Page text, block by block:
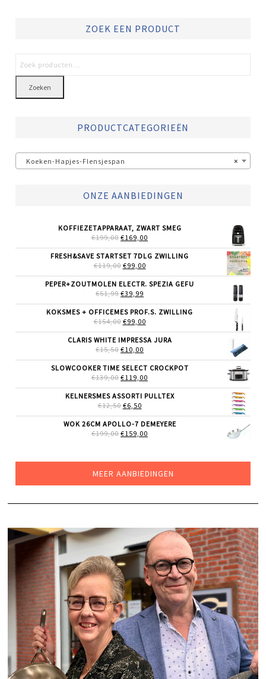
ZOEK EEN PRODUCT
Zoeken
PRODUCTCATEGORIEËN
×
Koeken-Hapjes-Flensjespan
ONZE AANBIEDINGEN
KOFFIEZETAPPARAAT, ZWART SMEG
€199,00 OORSPRONKELIJKE
WAS:
€199,00.
€169,00
IS:
FRESH&SAVE STARTSET 7DLG ZWILLING
€119,00 OORSPRONKELIJKE
WAS:
€119,00.
€99,00HUIDIGE
IS:
PEPER+ZOUTMOLEN ELECTR. SPEZIA GEFU
€51,99 OORSPRONKELIJKE
WAS:
€51,99.
€39,99
IS:
€39,99.
KOKSMES + OFFICEMES PROF.S. ZWILLING
€154,00 OORSPRONKELIJKE
WAS:
€154,00.
€99,00HUIDIGE
IS:
CLARIS WHITE IMPRESSA JURA
€15,50 OORSPRONKELIJKE
WAS:
€15,50.
€10,00
IS:
€10,00.
SLOWCOOKER TIME SELECT CROCKPOT
€139,00 OORSPRONKELIJKE
WAS:
€139,00.
€119,00
IS:
KELNERSMES ASSORTI PULLTEX
€12,50 OORSPRONKELIJKE
WAS:
€12,50.
€6,50HUIDIGE
IS:
€6,50.
WOK 26CM APOLLO-7 DEMEYERE
€199,00 OORSPRONKELIJKE
€159,00
MEER AANBIEDINGEN